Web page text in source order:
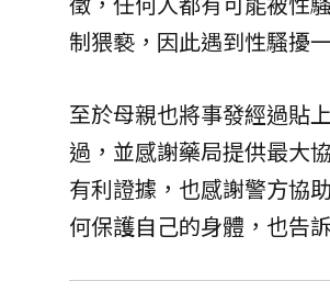
制猥褻，因此遇到性騷擾
至於母親也將事發經過貼
過，並感謝藥局提供最大
有利證據，也感謝警方協
何保護自己的身體，也告